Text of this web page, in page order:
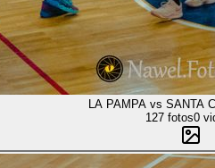
LA PAMPA vs SANTA
127 fotos0